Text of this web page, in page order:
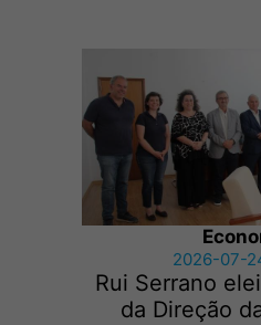
2026-07-
Rui Serrano
da Direção